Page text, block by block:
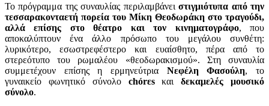
Το πρόγραμμα της συναυλίας περιλαμβάνειστιγμιότυπα από την
τεσσαρακονταετή πορεία του Μίκη Θεοδωράκη στο τραγούδι,
αλλά επίσης στο θέατρο και τον κινηματογράφο, που
αποκαλύπτουν ένα άλλο πρόσωπο του μεγάλου συνθέτη:
λυρικότερο, εσωστρεφέστερο και ευαίσθητο, πέρα από το
στερεότυπο του ρωμαλέου «θεοδωρακισμού». Στη συναυλία
συμμετέχουν επίσης η ερμηνεύτρια Νεφέλη Φασούλη, το
γυναικείο φωνητικό σύνολο chórεsκαιδεκαμελές μουσικό
σύνολο.